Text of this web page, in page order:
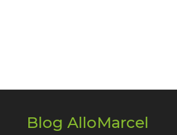
Blog AlloMarcel